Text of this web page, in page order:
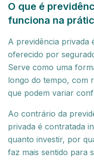
O que é
funciona na
A previdência privada
oferecido por
Serve como uma
longo do tempo, com
que podem variar
Ao contrário da
privada é contratada
quanto investir, por
faz mais sentido para